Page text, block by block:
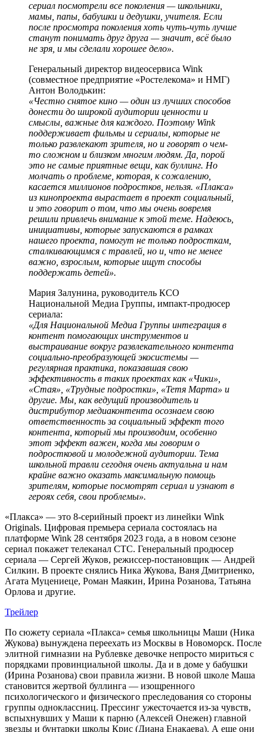
сериал посмотрели все поколения — школьники,
мамы, папы, бабушки и дедушки, учителя. Если
после просмотра поколения хоть чуть-чуть лучше
станут понимать друг друга — значит, всё было
не зря, и мы сделали хорошее дело».
Генеральный директор видеосервиса Wink
(совместное предприятие «Ростелекома» и НМГ)
Антон Володькин:
«Честно снятое кино — один из лучших способов
донести до широкой аудитории ценности и
смыслы, важные для каждого. Поэтому Wink
поддерживает фильмы и сериалы, которые не
только развлекают зрителя, но и говорят о чем-
то сложном и близком многим людям. Да, порой
это не самые приятные вещи, как буллинг. Но
молчать о проблеме, которая, к сожалению,
касается миллионов подростков, нельзя. «Плакса»
из кинопроекта вырастает в проект социальный,
и это говорит о том, что мы очень вовремя
решили привлечь внимание к этой теме. Надеюсь,
инициативы, которые запускаются в рамках
нашего проекта, помогут не только подросткам,
сталкивающимся с травлей, но и, что не менее
важно, взрослым, которые ищут способы
поддержать детей».
Мария Залунина, руководитель КСО
Национальной Медиа Группы, импакт-продюсер
сериала:
«Для Национальной Медиа Группы интеграция в
контент помогающих инструментов и
выстраивание вокруг развлекательного контента
социально-преобразующей экосистемы —
регулярная практика, показавшая свою
эффективность в таких проектах как «Чики»,
«Стая», «Трудные подростки», «Тетя Марта» и
другие. Мы, как ведущий производитель и
дистрибутор медиаконтента осознаем свою
ответственность за социальный эффект того
контента, который мы производим, особенно
этот эффект важен, когда мы говорим о
подростковой и молодежной аудитории. Тема
школьной травли сегодня очень актуальна и нам
крайне важно оказать максимальную помощь
зрителям, которые посмотрят сериал и узнают в
героях себя, свои проблемы».
«Плакса» — это 8-серийный проект из линейки Wink
Originals. Цифровая премьера сериала состоялась на
платформе Wink 28 сентября 2023 года, а в новом сезоне
сериал покажет телеканал СТС. Генеральный продюсер
сериала — Сергей Жуков, режиссер-постановщик — Андрей
Силкин. В проекте снялись Ника Жукова, Ваня Дмитриенко,
Агата Муцениеце, Роман Маякин, Ирина Розанова, Татьяна
Орлова и другие.
Трейлер
По сюжету сериала «Плакса» семья школьницы Маши (Ника
Жукова) вынуждена переехать из Москвы в Новоморск. После
элитной гимназии на Рублевке девочке непросто мириться с
порядками провинциальной школы. Да и в доме у бабушки
(Ирина Розанова) свои правила жизни. В новой школе Маша
становится жертвой буллинга — изощренного
психологического и физического преследования со стороны
группы одноклассниц. Прессинг ужесточается из-за чувств,
вспыхнувших у Маши к парню (Алексей Онежен) главной
звезды и бунтарки школы Крис (Диана Енакаева). А еще они